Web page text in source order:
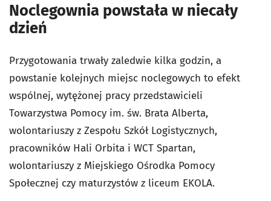
Noclegownia powstała w niecały
dzień
Przygotowania trwały zaledwie kilka godzin, a
powstanie kolejnych miejsc noclegowych to efekt
wspólnej, wytężonej pracy przedstawicieli
Towarzystwa Pomocy im. św. Brata Alberta,
wolontariuszy z Zespołu Szkół Logistycznych,
pracowników Hali Orbita i WCT Spartan,
wolontariuszy z Miejskiego Ośrodka Pomocy
Społecznej czy maturzystów z liceum EKOLA.